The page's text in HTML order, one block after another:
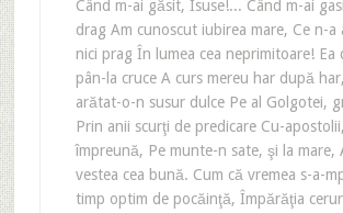
Când m-ai găsit, Isuse!... Când m-ai
drag Am cunoscut iubirea mare, Ce n-
nici prag În lumea cea neprimitoare! Ea
pân-la cruce A curs mereu har după
arătat-o-n susur dulce Pe al Golgotei,
Prin anii scurţi de predicare Cu-
împreună, Pe munte-n sate, şi la mare,
vestea cea bună. Cum că vremea s-a-
timp optim de pocăinţă, Împărăţia